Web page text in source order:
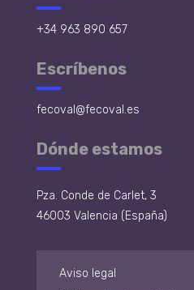
+34 963 890 657
Escríbenos
fecoval@fecoval.es
Dónde estamos
Pza. Conde de Carlet, 3
46003 Valencia (España)
Aviso legal